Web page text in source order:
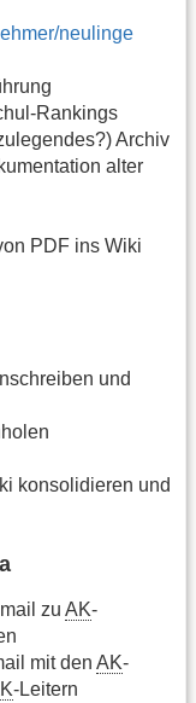
neulinge
Rankings
Archiv
alter
PDF ins Wiki
und
konsolidieren und
zu AK-
mit den AK-
-Leitern